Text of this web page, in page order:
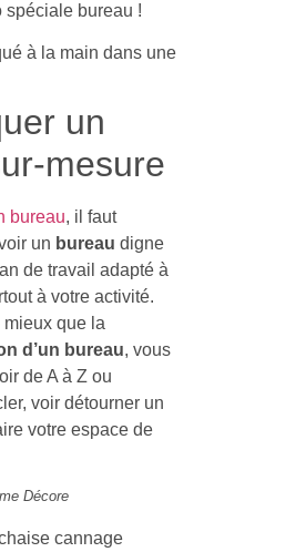
spéciale bureau !
un
mesure
bureau, il faut
un bureau digne
de travail adapté à
à votre activité.
que la
d’un bureau, vous
de A à Z ou
voir détourner un
votre espace de
Décore